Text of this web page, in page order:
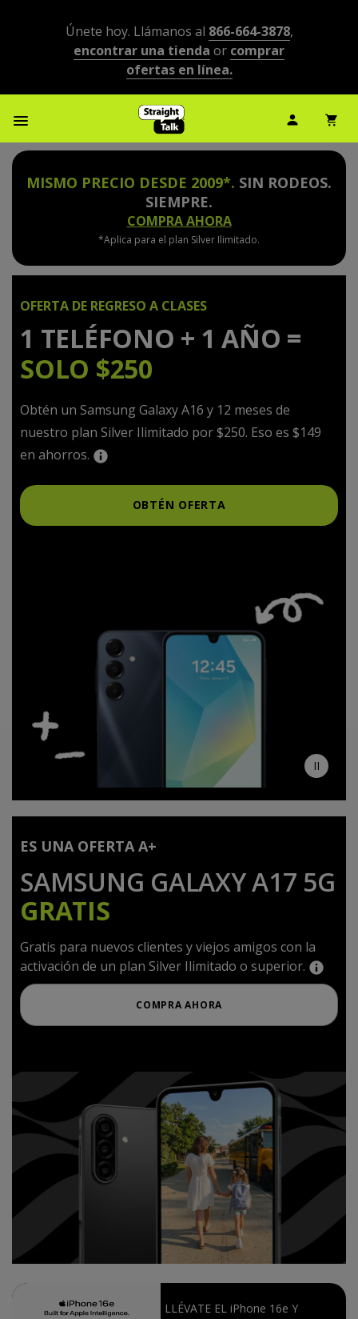
Únete hoy. Llámanos al 866-664-3878,
encontrar una tienda or comprar
ofertas en línea.
Menú de barra de navegación
Ícono
MISMO PRECIO DESDE 2009*. SIN RODEOS.
SIEMPRE.
COMPRA AHORA
*Aplica para el plan Silver Ilimitado.
OFERTA DE REGRESO A CLASES
1 TELÉFONO + 1 AÑO =
SOLO $250
Obtén un Samsung Galaxy A16 y 12 meses de
nuestro plan Silver Ilimitado por $250. Eso es $149
en ahorros.
OBTÉN OFERTA
II
ES UNA OFERTA A+
SAMSUNG GALAXY A17 5G
GRATIS
Gratis para nuevos clientes y viejos amigos con la
activación de un plan Silver Ilimitado o superior.
COMPRA AHORA
LLÉVATE EL iPhone 16e Y